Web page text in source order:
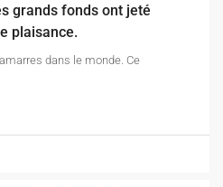
grands fonds ont jeté
plaisance.
dans le monde. Ce